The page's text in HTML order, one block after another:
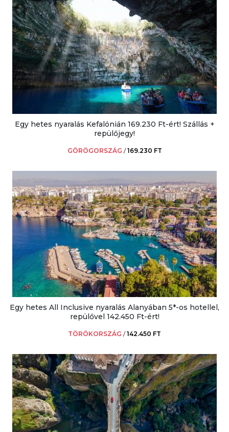
Egy hetes nyaralás Kefalónián 169.230 Ft-ért! Szállás +
repülőjegy!
GÖRÖGORSZÁG /169.230 FT
Egy hetes All Inclusive nyaralás Alanyában 5*-os hotellel,
repülővel 142.450 Ft-ért!
TÖRÖKORSZÁG /142.450 FT